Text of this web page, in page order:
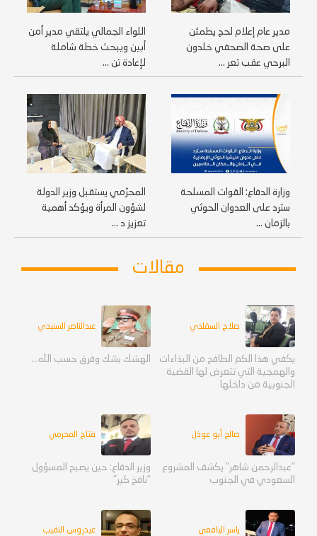
مدير عام إعلام لحج يطمئن
على صحة الصحفي خلدون
البرحي عقب تعر ...
اللواء الجمالي يلتقي مدير أمن
أبين ويبحث خطة شاملة
لإعادة تن ...
وزارة الدفاع: القوات المسلحة
سترد على العدوان الحوثي
بالزمان ...
المحرّمي يستقبل وزير الدولة
لشؤون المرأة ويؤكد أهمية
تعزيز د ...
مقالات
صلاح السقلدي
يكفي هذا الكم الطافح من البذاءات
والهمجية التي تتعرض لها القضية
الجنوبية من داخلها
عبدالناصر السنيدي
الهشك بشك وفرق حسب الله...
صالح أبو عوذل
"عبدالرحمن شاهر" يكشف المشروع
السعودي في الجنوب
فتاح المحرمي
وزير الدفاع: حين يصبح المسؤول
"نافخ كير"
ياسر اليافعي عيدروس النقيب